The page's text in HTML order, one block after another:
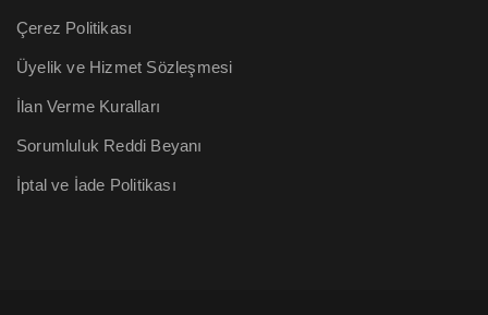
Çerez Politikası
Üyelik ve Hizmet Sözleşmesi
İlan Verme Kuralları
Sorumluluk Reddi Beyanı
İptal ve İade Politikası